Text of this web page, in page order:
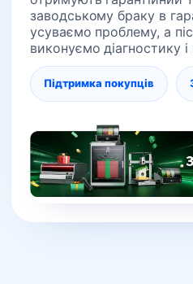
заводському браку в
усуваємо проблему, а
виконуємо діагностику
Підтримка покупців